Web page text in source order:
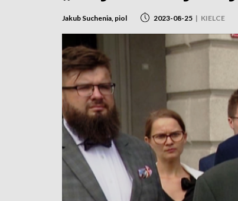
Jakub Suchenia, piol 2023-08-25 | KIELCE